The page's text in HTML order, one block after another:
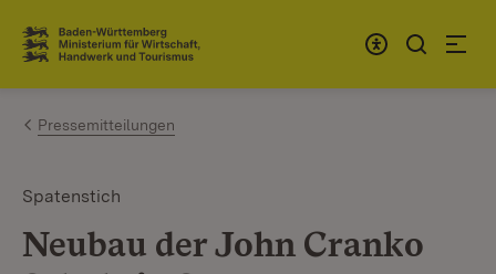
Zum Inhalt springen
Link zur Startseite
Pressemitteilungen
Spatenstich
Neubau der John Cranko